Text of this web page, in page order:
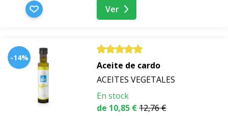
Ver
-14%
Aceite de cardo
ACEITES VEGETALES
En stock
de 10,85 €12,76 €